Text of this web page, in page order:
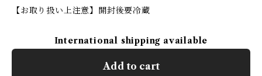
【お取り扱い上注意】開封後要冷蔵
International shipping available
Add to cart